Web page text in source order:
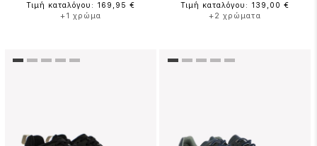
Τιμή καταλόγου: 169,95 €
+1 χρώμα
Τιμή καταλόγου: 139,00 €
+2 χρώματα